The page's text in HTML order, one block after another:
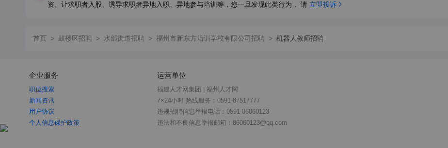
资、让求职者入股、诱导求职者异地入职、异地参与培训等，您一旦发现此类行为， 请 立即投诉
首页 > 鼓楼区招聘 > 水部街道招聘 > 福州市新东方培训学校有限公司招聘 > 机器人教师招聘
企业服务
职位搜索
新闻资讯
用户协议
个人信息保护政策
运营单位
福建人才网集团 | 福州人才网
7×24小时 热线服务：0591-87517777
违规招聘信息举报电话：0591-86060123
违法和不良信息举报邮箱：86060123@qq.com